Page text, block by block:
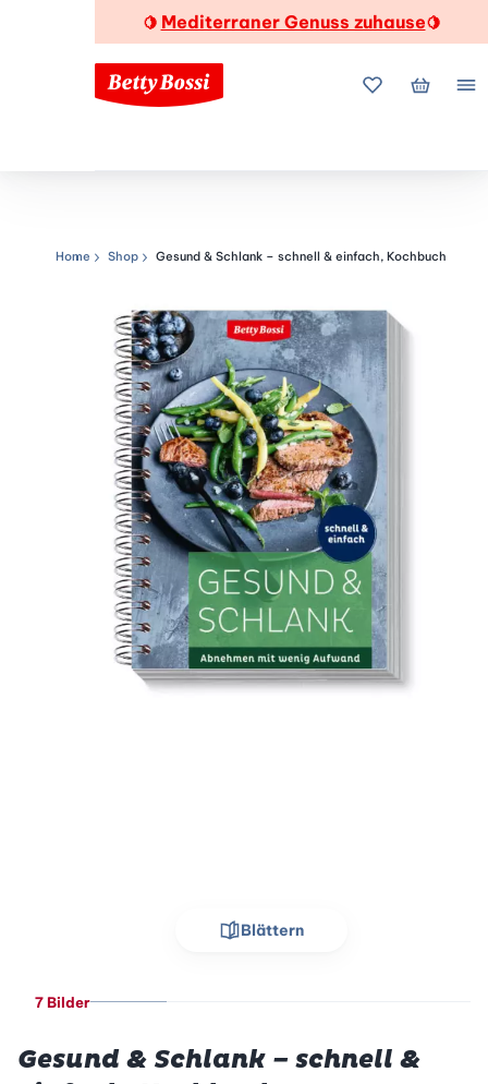
🍋 Mediterraner Genuss zuhause🍋
MeineMein
Navigationspfad
Home Shop Gesund & Schlank – schnell & einfach, Kochbuch
Blättern
7 Bilder
Gesund & Schlank – schnell &